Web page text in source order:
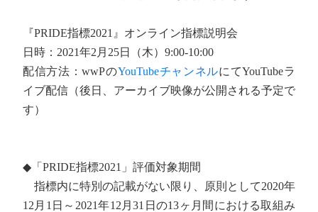
『PRIDE指標2021』オンライン指標説明会
日時：2021年2月25日（木）9:00-10:00
配信方法：wwPのYouTubeチャンネルにてYouTubeラ
イブ配信（後日、アーカイブ映像が公開される予定で
す）
◆「PRIDE指標2021」評価対象期間
指標内に特別の記載がない限り、原則として2020年
12月1日～2021年12月31日の13ヶ月間における取組み